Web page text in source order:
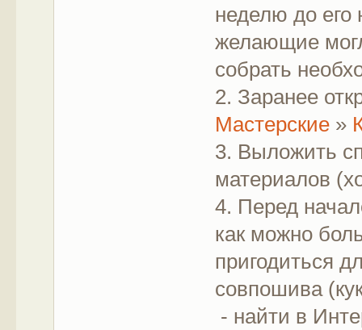
неделю до его
желающие
собрать
2. Заранее
Мастерские »
3. Выложить
материалов
4. Перед
как можно
пригодиться
совпошива
- найти в